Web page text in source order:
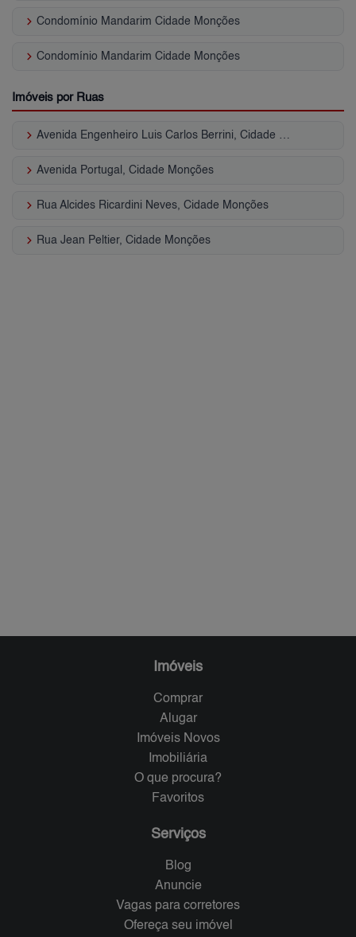
keyboard_arrow_right Condomínio Mandarim Cidade Monções
keyboard_arrow_right Condomínio Mandarim Cidade Monções
Imóveis por Ruas
keyboard_arrow_right
keyboard_arrow_right Avenida Portugal, Cidade Monções
keyboard_arrow_right Rua Alcides Ricardini Neves, Cidade Monções
keyboard_arrow_right Rua Jean Peltier, Cidade Monções
Imóveis
Comprar
Alugar
Imóveis Novos
Imobiliária
O que procura?
Favoritos
Serviços
Blog
Anuncie
Vagas para corretores
Ofereça seu imóvel